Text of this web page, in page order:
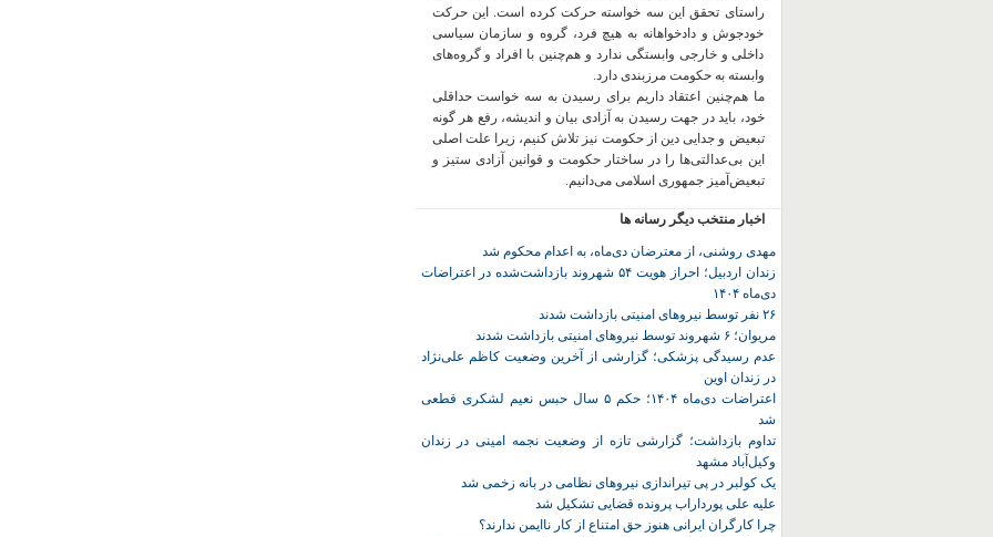
راستای تحقق این سه خواسته حرکت کرده است. این حرکت
خودجوش و دادخواهانه به هیچ فرد، گروه و سازمان سیاسی
داخلی و خارجی وابستگی ندارد و هم‌چنین با افراد و گروه‌های
وابسته به حکومت مرزبندی دارد.
ما هم‌چنین اعتقاد داریم برای رسیدن به سه خواست حداقلی
خود، باید در جهت رسیدن به آزادی بیان و اندیشه، رفع هر گونه
تبعیض و جدایی دین از حکومت نیز تلاش کنیم، زیرا علت اصلی
این بی‌عدالتی‌ها را در ساختار حکومت و قوانین آزادی ستیز و
تبعیض‌آمیز جمهوری اسلامی می‌دانیم.
اخبار منتخب دیگر رسانه ها
مهدی روشنی، از معترضان دی‌ماه، به اعدام محکوم شد
زندان اردبیل؛ احراز هویت ۵۴ شهروند بازداشت‌شده در اعتراضات
دی‌ماه ۱۴۰۴
۲۶ نفر توسط نیروهای امنیتی بازداشت شدند
مریوان؛ ۶ شهروند توسط نیروهای امنیتی بازداشت شدند
عدم رسیدگی پزشکی؛ گزارشی از آخرین وضعیت کاظم علی‌نژاد
در زندان اوین
اعتراضات دی‌ماه ۱۴۰۴؛ حکم ۵ سال حبس نعیم لشکری قطعی
شد
تداوم بازداشت؛ گزارشی تازه از وضعیت نجمه امینی در زندان
وکیل‌آباد مشهد
یک کولبر در پی تیراندازی نیروهای نظامی در بانه زخمی شد
علیه علی پورداراب پرونده قضایی تشکیل شد
چرا کارگران ایرانی هنوز حق امتناع از کار ناایمن ندارند؟